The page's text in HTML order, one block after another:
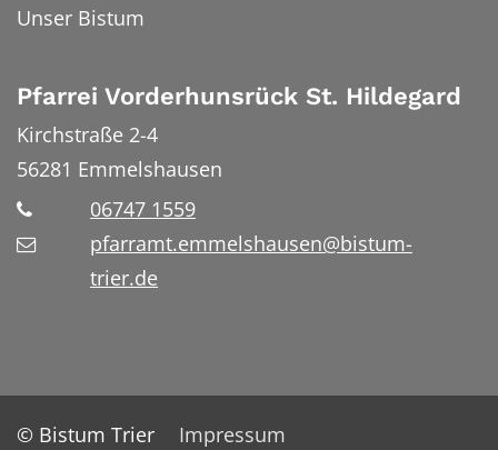
Unser Bistum
Pfarrei Vorderhunsrück St. Hildegard
Kirchstraße 2-4
56281 Emmelshausen
06747 1559
pfarramt.emmelshausen@bistum-
trier.de
© Bistum Trier
Impressum